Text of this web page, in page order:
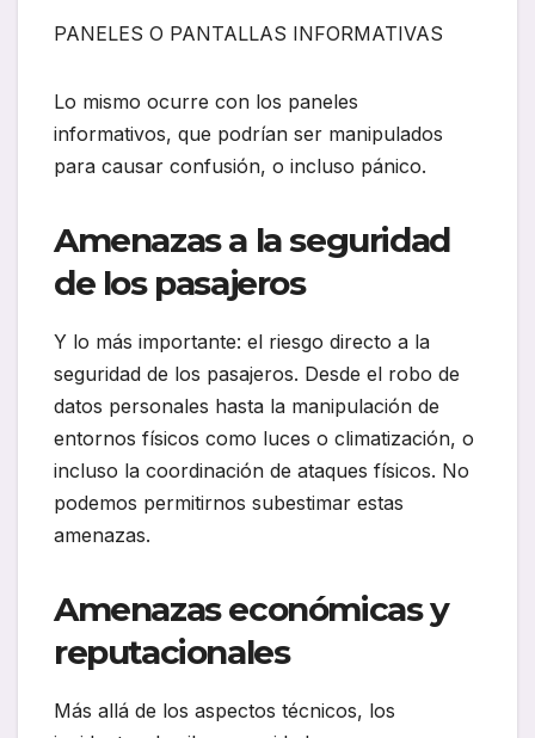
PANELES O PANTALLAS INFORMATIVAS
Lo mismo ocurre con los paneles
informativos, que podrían ser manipulados
para causar confusión, o incluso pánico.
Amenazas a la seguridad
de los pasajeros
Y lo más importante: el riesgo directo a la
seguridad de los pasajeros. Desde el robo de
datos personales hasta la manipulación de
entornos físicos como luces o climatización, o
incluso la coordinación de ataques físicos. No
podemos permitirnos subestimar estas
amenazas.
Amenazas económicas y
reputacionales
Más allá de los aspectos técnicos, los